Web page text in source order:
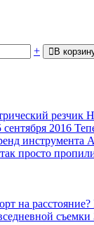
+ В
резчик
сентября 2016
инструмента
просто
на расстояние?
съемки